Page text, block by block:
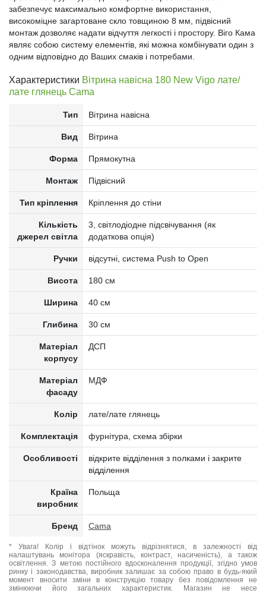
забезпечує максимально комфортне використання,
високоміцне загартоване скло товщиною 8 мм, підвісний
монтаж дозволяє надати відчуття легкості і простору. Віго Кама
являє собою систему елементів, які можна комбінувати один з
одним відповідно до Ваших смаків і потребами.
Характеристики Вітрина навісна 180 New Vigo лате/
лате глянець Cama
Тип Вітрина навісна
Вид Вітрина
Форма Прямокутна
Монтаж Підвісний
Тип кріплення Кріплення до стіни
Кількість
джерел світла
3, світлодіодне підсвічування (як
додаткова опція)
Ручки відсутні, система Push to Open
Висота 180 см
Ширина 40 см
Глибина 30 см
Матеріал
корпусу
ДСП
Матеріал
фасаду
МДФ
Колір лате/лате глянець
Комплектація фурнітура, схема збірки
Особливості
відкрите відділення з полками і закрите
відділення
Країна
виробник
Польща
Бренд Cama
* Увага! Колір і відтінок можуть відрізнятися, в залежності від
налаштувань монітора (яскравість, контраст, насиченість), а також
освітлення. З метою постійного вдосконалення продукції, згідно умов
ринку і законодавства, виробник залишає за собою право в будь-який
момент вносити зміни в конструкцію товару без повідомлення не
змінюючи його загальних характеристик. Магазин не несе